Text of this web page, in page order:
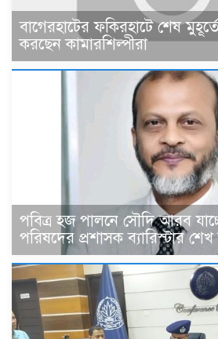
বাগেরহাটের ফকিরহাটে শেষ
করছেন কামারশিল্পীরা
পবিত্র হজ পালনে সৌদি আরব
পরিষদের প্রশাসক ব্যারিস্টার